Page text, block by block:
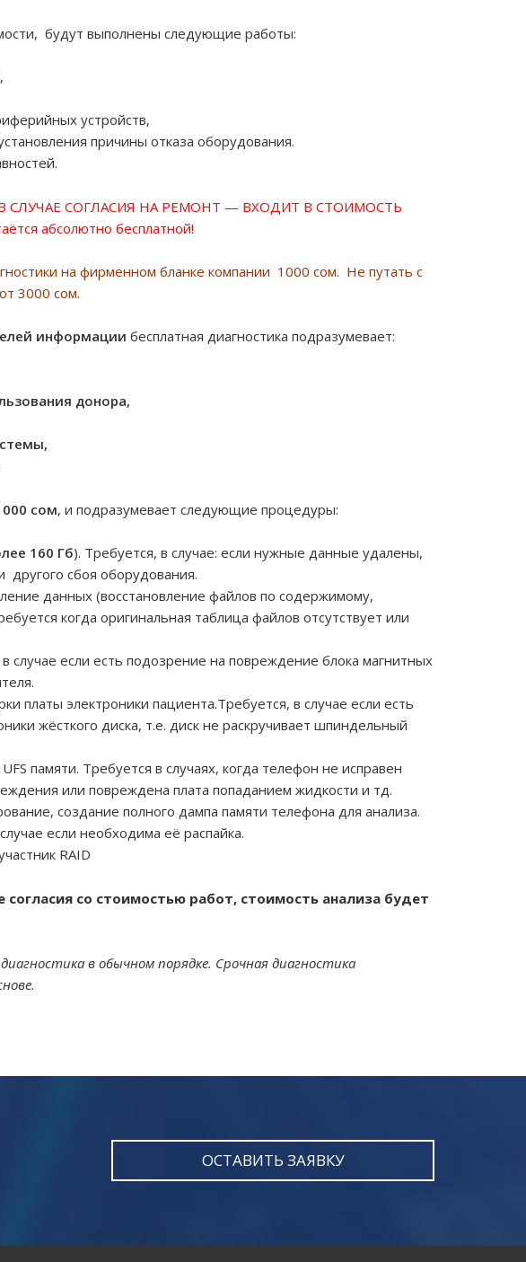
будут выполнены следующие работы:
устройств,
причины отказа оборудования.
СОГЛАСИЯ НА РЕМОНТ — ВХОДИТ В СТОИМОСТЬ
абсолютно бесплатной!
на фирменном бланке компании 1000 сом. Не путать с
3000 сом.
информации бесплатная диагностика подразумевает:
донора,
сом, и подразумевает следующие процедуры:
160 Гб). Требуется, в случае: если нужные данные удалены,
сбоя оборудования.
данных (восстановление файлов по содержимому,
когда оригинальная таблица файлов отсутствует или
случае если есть подозрение на повреждение блока магнитных
платы электроники пациента.Требуется, в случае если есть
жёсткого диска, т.е. диск не раскручивает шпиндельный
памяти. Требуется в случаях, когда телефон не исправен
или повреждена плата попаданием жидкости и тд.
создание полного дампа памяти телефона для анализа.
если необходима её распайка.
RAID
согласия со стоимостью работ, стоимость анализа будет
в обычном порядке. Срочная диагностика
ОСТАВИТЬ ЗАЯВКУ